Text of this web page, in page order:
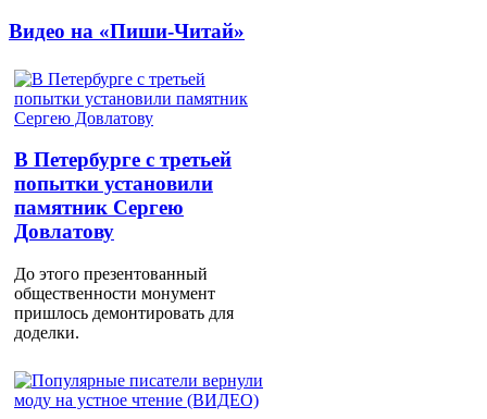
Видео на «Пиши-Читай»
В Петербурге с третьей
попытки установили
памятник Сергею
Довлатову
До этого презентованный
общественности монумент
пришлось демонтировать для
доделки.